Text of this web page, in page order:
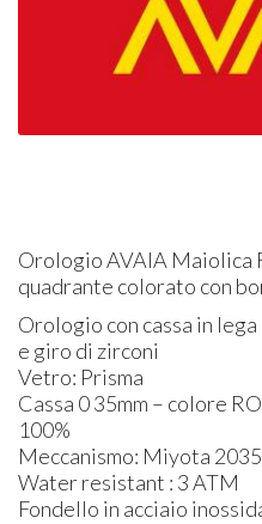
OrologioAVAIA Maiolica
quadrante colorato con
Orologio con cassa in
e giro di zirconi
Vetro: Prisma
Cassa 0 35mm – colore
100%
Meccanismo: Miyota 2035
Water resistant : 3ATM
Fondello in acciaio